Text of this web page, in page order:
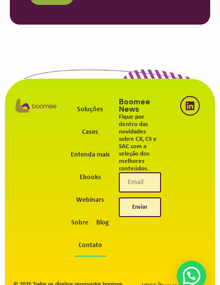
Soluções
Cases
Entenda mais
Ebooks
Webinars
Sobre Blog
Contato
Boomee
News
Fique por
dentro das
novidades
sobre CX, CS e
SAC com a
seleção dos
melhores
conteúdos.
Enviar